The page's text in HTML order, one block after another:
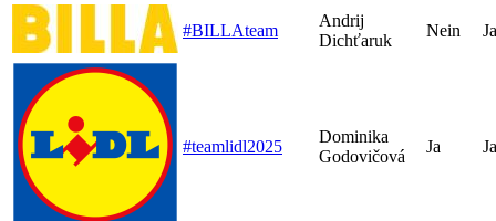
#BILLAteam
Andrij
Dichťaruk
Nein Ja
#teamlidl2025
Dominika
Godovičová
Ja Ja